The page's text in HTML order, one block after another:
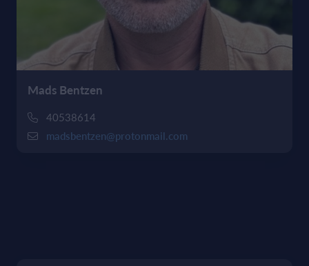
Mads Bentzen
40538614
madsbentzen@protonmail.com